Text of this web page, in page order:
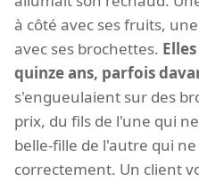
à côté avec ses fruits,
avec ses brochettes.
quinze ans, parfois
s'engueulaient sur des
prix, du fils de l'une qui
belle-fille de l'autre qui
correctement. Un client